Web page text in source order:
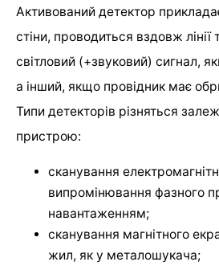
Активований детектор
стіни, проводиться вздовж лінії
світловий (+звуковий) сигнал,
а інший, якщо провідник має
Типи детекторів різняться
пристрою:
сканування
випромінювання фазного
навантаженням;
сканування магнітного
жил, як у металошукача;